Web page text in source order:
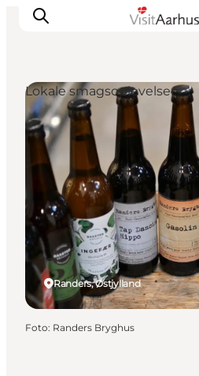
Oplevelser
Kalender
Byer og steder
Planlæg ferien
Transport
Randers, Østjylland
Lokale smagsoplevelser
Foto: Randers Bryghus